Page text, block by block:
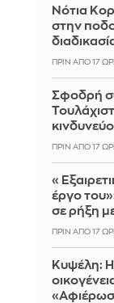
Νότια
στην
ΠΡΙΝ ΑΠΌ 17
Σφοδρή
ΠΡΙΝ ΑΠΌ 17
έργο
σε ρήξη
ΠΡΙΝ ΑΠΌ 17
Κυψέλη: